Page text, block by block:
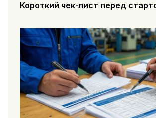
Короткий чек-лист перед